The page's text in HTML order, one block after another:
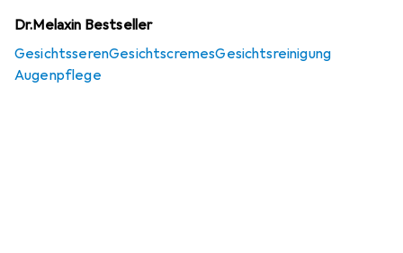
Dr.Melaxin Bestseller
GesichtsserenGesichtscremesGesichtsreinigung
Augenpflege